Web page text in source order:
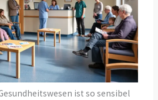
ist so sensibel